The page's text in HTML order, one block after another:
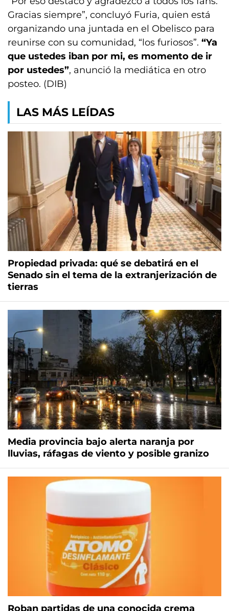
Gracias siempre”, concluyó Furia, quien está
organizando una juntada en el Obelisco para
reunirse con su comunidad, “los furiosos”. “Ya
que ustedes iban por mi, es momento de ir
por ustedes”, anunció la mediática en otro
posteo. (DIB)
LAS MÁS LEÍDAS
Propiedad privada: qué se debatirá en el
Senado sin el tema de la extranjerización de
tierras
Media provincia bajo alerta naranja por
lluvias, ráfagas de viento y posible granizo
Roban partidas de una conocida crema